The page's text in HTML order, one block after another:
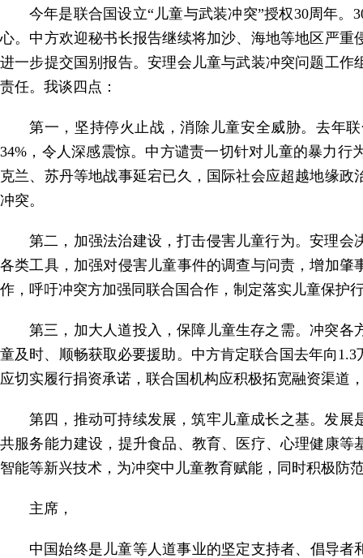
今年是联合国设立“儿童与武装冲突”授权30周年
心。中方欢迎秘书长报告继续将加沙、海地等地区严
进一步提交国别报告。安理会儿童与武装冲突问题工
责任。我谈四点：
第一，坚持停火止战，消除儿童安全威胁。去年
34%，令人深感震惊。中方谴责一切针对儿童的暴力
克兰、苏丹等地战事延宕已久，国际社会应超越地缘
冲突。
第二，加强法治建设，打击侵害儿童行为。安理
各类工具，加强对侵害儿童事件的调查与问责，增加
作，呼吁冲突方加强同联合国合作，制定落实儿童保护
第三，加大人道投入，保障儿童生存之需。冲突
童及时、顺畅获取必要援助。中方肯定联合国去年向
应切实履行捐资承诺，联合国机构应积极拓宽融资渠道
第四，推动可持续发展，筑牢儿童成长之基。发
共服务能力建设，提升食品、教育、医疗、心理健康
智能等新兴技术，为冲突中儿童教育赋能，同时积极防
主席，
中国始终是儿童等人道事业的坚定支持者、倡导